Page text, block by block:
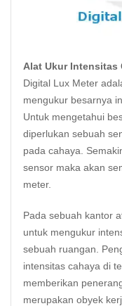
Alat Ukur Intensitas
Digital Lux Meter
mengukur besarnya
Untuk mengetahui
diperlukan sebuah
pada cahaya.
sensor maka akan
meter.
Pada sebuah kantor
untuk mengukur
sebuah ruangan.
intensitas cahaya di
memberikan
merupakan obyek